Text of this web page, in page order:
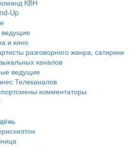
КВН
Up
и кино
разговорного жанра, сатирики
каналов
ведущие
Телеканалов
комментаторы